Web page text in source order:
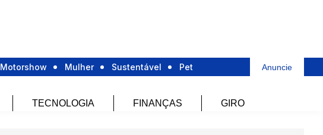
Motorshow Mulher Sustentável Pet Anuncie
TECNOLOGIA FINANÇAS GIRO